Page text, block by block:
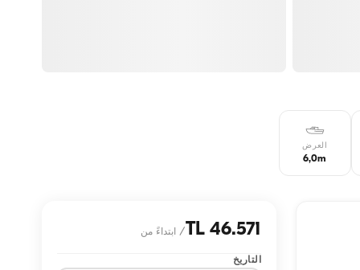
العرض
6,0m
46.571 TL
/ ابتداءً من
التاريخ